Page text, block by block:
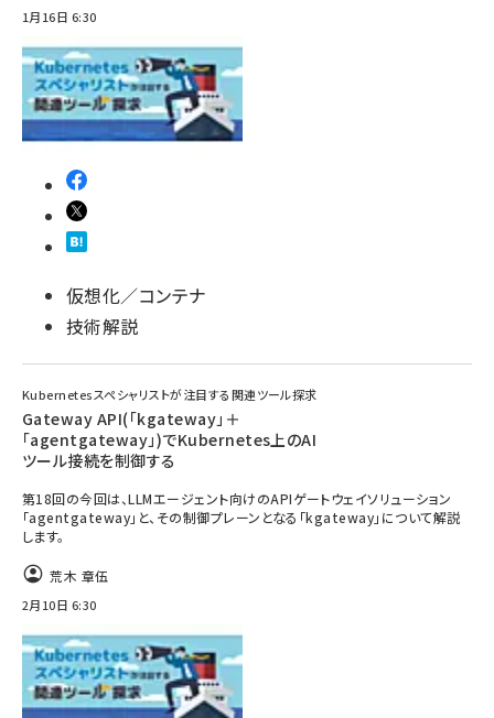
1月16日 6:30
仮想化／コンテナ
技術解説
Kubernetesスペシャリストが注目する関連ツール探求
Gateway API(「kgateway」＋
「agentgateway」)でKubernetes上のAI
ツール接続を制御する
第18回の今回は、LLMエージェント向けのAPIゲートウェイソリューション
「agentgateway」と、その制御プレーンとなる「kgateway」について解説
します。
荒木 章伍
2月10日 6:30